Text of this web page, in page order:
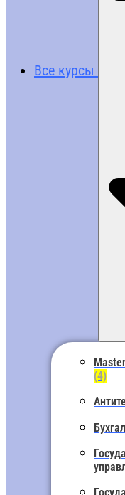
Все курсы
(4)